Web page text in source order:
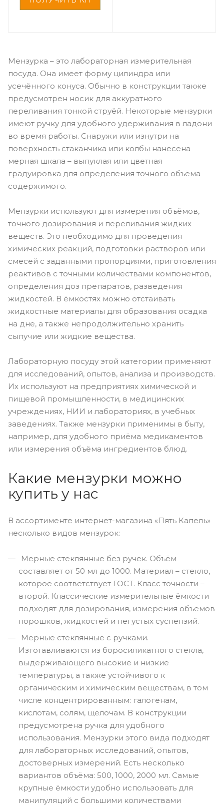
Мензурка – это лабораторная измерительная
посуда. Она имеет форму цилиндра или
усечённого конуса. Обычно в конструкции также
предусмотрен носик для аккуратного
переливания тонкой струёй. Некоторые мензурки
имеют ручку для удобного удерживания в ладони
во время работы. Снаружи или изнутри на
поверхность стаканчика или колбы нанесена
мерная шкала – выпуклая или цветная
градуировка для определения точного объёма
содержимого.
Мензурки используют для измерения объёмов,
точного дозирования и переливания жидких
веществ. Это необходимо для проведения
химических реакций, подготовки растворов или
смесей с заданными пропорциями, приготовления
реактивов с точными количествами компонентов,
определения доз препаратов, разведения
жидкостей. В ёмкостях можно отстаивать
жидкостные материалы для образования осадка
на дне, а также непродолжительно хранить
сыпучие или жидкие вещества.
Лабораторную посуду этой категории применяют
для исследований, опытов, анализа и производств.
Их используют на предприятиях химической и
пищевой промышленности, в медицинских
учреждениях, НИИ и лабораториях, в учебных
заведениях. Также мензурки применимы в быту,
например, для удобного приёма медикаментов
или измерения объёма ингредиентов блюд.
Какие мензурки можно
купить у нас
В ассортименте интернет-магазина «Пять Капель»
несколько видов мензурок:
Мерные стеклянные без ручек. Объём
составляет от 50 мл до 1000. Материал – стекло,
которое соответствует ГОСТ. Класс точности –
второй. Классические измерительные ёмкости
подходят для дозирования, измерения объёмов
порошков, жидкостей и негустых суспензий.
Мерные стеклянные с ручками.
Изготавливаются из боросиликатного стекла,
выдерживающего высокие и низкие
температуры, а также устойчивого к
органическим и химическим веществам, в том
числе концентрированным: галогенам,
кислотам, солям, щелочам. В конструкции
предусмотрена ручка для удобного
использования. Мензурки этого вида подходят
для лабораторных исследований, опытов,
достоверных измерений. Есть несколько
вариантов объёма: 500, 1000, 2000 мл. Самые
крупные ёмкости удобно использовать для
манипуляций с большими количествами